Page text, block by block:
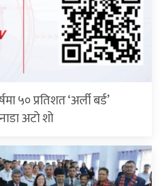
५० प्रतिशत ‘अर्ली बर्ड’
अटो शो